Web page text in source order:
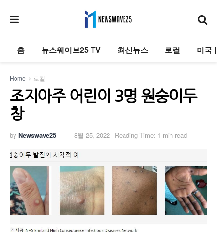
홈 뉴스웨이브25 TV 최신뉴스 로컬 미국
Home 로컬
조지아주 어린이 3명 원숭이두
창
by Newswave25 8월 25, 2022 Reading Time: 1 min read